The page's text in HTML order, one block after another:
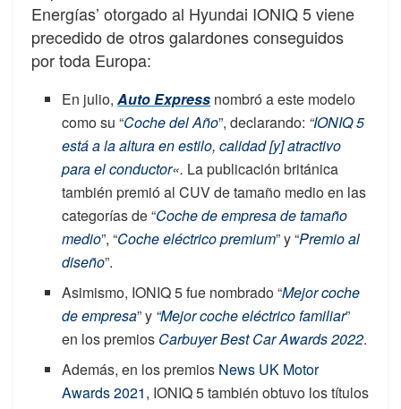
Energías’ otorgado al Hyundai IONIQ 5 viene
precedido de otros galardones conseguidos
por toda Europa:
En julio,Auto Express nombró a este modelo
como su “Coche del Año”, declarando: “IONIQ 5
está a la altura en estilo, calidad [y] atractivo
para el conductor«. La publicación británica
también premió al CUV de tamaño medio en las
categorías de “Coche de empresa de tamaño
medio”, “Coche eléctrico premium” y “Premio al
diseño”.
Asimismo, IONIQ 5 fue nombrado “Mejor coche
de empresa” y “Mejor coche eléctrico familiar”
en los premios Carbuyer Best Car Awards 2022.
Además, en los premios News UK Motor
Awards 2021, IONIQ 5 también obtuvo los títulos